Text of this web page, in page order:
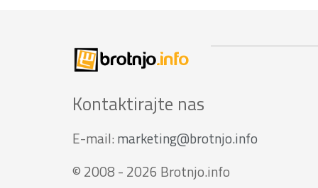
Kontaktirajte nas
E-mail: marketing@brotnjo.info
© 2008 - 2026 Brotnjo.info